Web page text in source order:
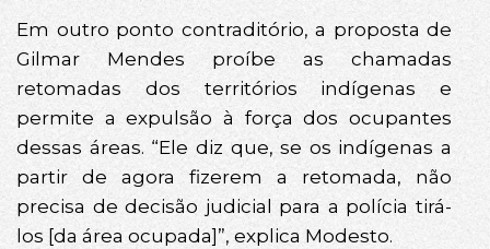
Em outro ponto contraditório, a proposta de
Gilmar Mendes proíbe as chamadas
retomadas dos territórios indígenas e
permite a expulsão à força dos ocupantes
dessas áreas. “Ele diz que, se os indígenas a
partir de agora fizerem a retomada, não
precisa de decisão judicial para a polícia tirá-
los [da área ocupada]”, explica Modesto.